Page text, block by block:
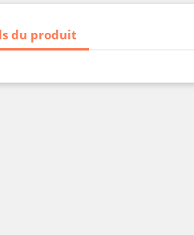
du produit